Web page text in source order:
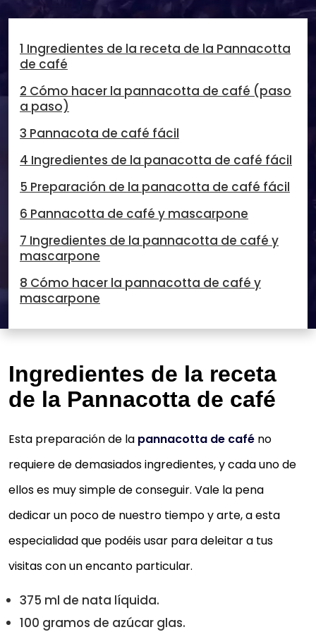
1 Ingredientes de la receta de la Pannacotta
de café
2 Cómo hacer la pannacotta de café (paso
a paso)
3 Pannacota de café fácil
4 Ingredientes de la panacotta de café fácil
5 Preparación de la panacotta de café fácil
6 Pannacotta de café y mascarpone
7 Ingredientes de la pannacotta de café y
mascarpone
8 Cómo hacer la pannacotta de café y
mascarpone
Ingredientes de la receta
de la Pannacotta de café
Esta preparación de la pannacotta de café no
requiere de demasiados ingredientes, y cada uno de
ellos es muy simple de conseguir. Vale la pena
dedicar un poco de nuestro tiempo y arte, a esta
especialidad que podéis usar para deleitar a tus
visitas con un encanto particular.
375 ml de nata líquida.
100 gramos de azúcar glas.